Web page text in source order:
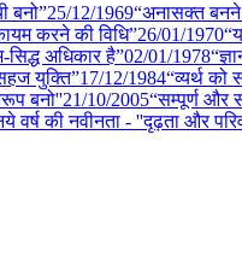
बनो”25/12/1969“अनासक्त
करने की विधि”26/01/1970
सिद्ध अधिकार है”02/01/1978
युक्ति”17/12/1984“व्यर्थ को
बनो''21/10/2005“सम्पूर्ण और
वर्ष की नवीनता - ''दृढ़ता और